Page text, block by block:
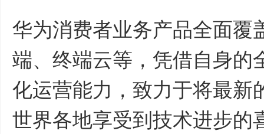
华为消费者业务产品全面覆
端、终端云等，凭借自身的
化运营能力，致力于将最新
世界各地享受到技术进步的